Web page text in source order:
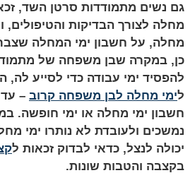
גם נשים מתמודדות סרטן השד,
מחלה לצורך הבדיקות והטיפולים,
מחלה, על חשבון ימי המחלה
כן, במקרה שבן משפחה של
להפסיד ימי עבודה כדי לסייע לה,
לימי מחלה לבן משפחה קרוב
חשבון ימי מחלה או ימי חופשה.
נמשכים ולעובדת לא נותרו ימי
יכולה לנצל, כדאי לבדוק זכאות ל
בקצבה והטבות שונות.